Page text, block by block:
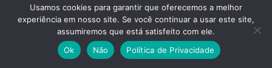
Ebook PLR
Próprio Sistemas
Usamos cookies para garantir que oferecemos a melhor
experiência em nosso site. Se você continuar a usar este site,
assumiremos que está satisfeito com ele.
Ok
Não Política de Privacidade